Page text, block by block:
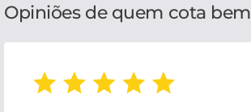
Opiniões de quem cota bem